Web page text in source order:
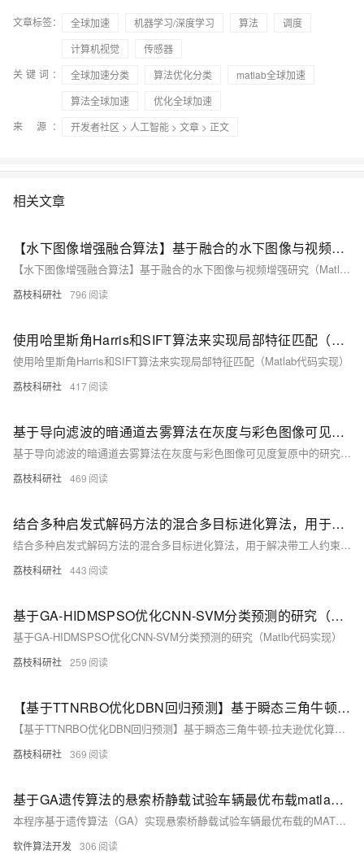
文章标签： 全球加速 机器学习/深度学习 算法
调度
计算机视觉
传感器
关键词：
全球加速分类 算法优化分类
matlab全球加速
算法全球加速
优化全球加速
来 源：
开发者社区 > 人工智能 > 文章 > 正文
相关文章
【水下图像增强融合算法】基于融合的水下图像与视频增强研究（Matlab代码实现）
【水下图像增强融合算法】基于融合的水下图像与视频增强研究（Matlab代码实现）
荔枝科研社 796
使用哈里斯角Harris和SIFT算法来实现局部特征匹配（Matlab代码实现）
使用哈里斯角Harris和SIFT算法来实现局部特征匹配（Matlab代码实现）
荔枝科研社 417
基于导向滤波的暗通道去雾算法在灰度与彩色图像可见度复原中的研究（Matlab代码实现）
基于导向滤波的暗通道去雾算法在灰度与彩色图像可见度复原中的研究（Matlab代码实现）
荔枝科研社 469
结合多种启发式解码方法的混合多目标进化算法，用于解决带工人约束的混合流水车间调度问题（Matlab代码实现）
结合多种启发式解码方法的混合多目标进化算法，用于解决带工人约束的混合流水车间调度问题（Matlab代码实现）
荔枝科研社 443
基于GA-HIDMSPSO优化CNN-SVM分类预测的研究（Matlb代码实现）
基于GA-HIDMSPSO优化CNN-SVM分类预测的研究（Matlb代码实现）
荔枝科研社 259
【基于TTNRBO优化DBN回归预测】基于瞬态三角牛顿-拉夫逊优化算法（TTNRBO）优化深度信念网络（DBN）数据回归预测研究（Matlab代码实现）
【基于TTNRBO优化DBN回归预测】基于瞬态三角牛顿-拉夫逊优化算法（TTNRBO）优化深度信念网络（DBN）数据回归预测研究（Matlab代码实现）
荔枝科研社 369
基于GA遗传算法的悬索桥静载试验车辆最优布载matlab仿真
本程序基于遗传算法（GA）实现悬索桥静载试验车辆最优布载的MATLAB仿真（2022A版）。目标是自动化确定车辆位置，使加载效率ηq满足0.95≤ηq≤1.05且尽量接近1，同时减少车辆数量与布载时间。核心原理通过优化模型平衡最小车辆使用与ηq接近1的目标，并考虑桥梁载荷、车辆间距等约束条件。测试结果展示布载方案的有效性，适用于悬索桥承载能力评估及性能检测场景。
软件算法开发 306